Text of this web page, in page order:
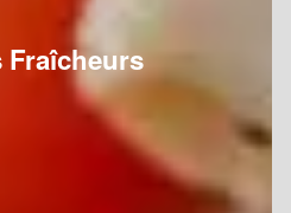
Fraîcheurs